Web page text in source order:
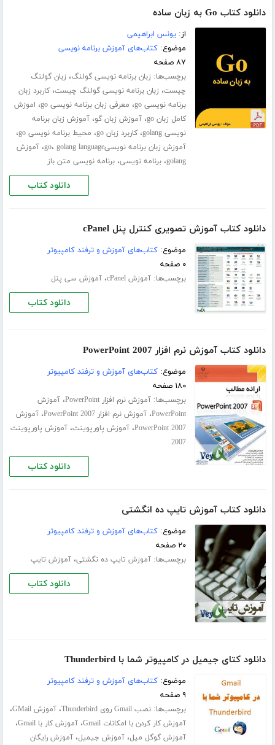
دانلود کتاب Go به زبان ساده
از:یونس ابراهیمی
موضوع:کتاب‌های آموزش برنامه نویسی
۸۷ صفحه
برچسب‌ها: زبان برنامه نویسی گولنگ، زبان گولنگ
چیست، زبان برنامه نویسی گولنگ چیست،کاربرد زبان
برنامه نویسی go
، معرفی زبان برنامه نویسی go ، اموزش
کامل زبان go
،آموزش زبان گو،آموزش زبان برنامه
نویسی golang
،کاربرد زبان go ، محیط برنامه نویسی go ،
آموزش زبان برنامه نویسیgo ، golang language ،آموزش
golang،برنامه نویسی،برنامه نویسی متن باز
دانلود کتاب
دانلود کتاب آموزش تصویری کنترل پنل cPanel
موضوع:کتاب‌های آموزش و ترفند کامپیوتر
۰ صفحه
برچسب‌ها:آموزش cPanel ،آموزش سی پنل
دانلود کتاب
دانلود کتاب آموزش نرم افزار PowerPoint 2007
موضوع:کتاب‌های آموزش و ترفند کامپیوتر
۱۸۰ صفحه
برچسب‌ها:آموزش نرم افزار PowerPoint ،آموزش
PowerPoint،آموزش نرم افزار PowerPoint 2007 ،آموزش
PowerPoint 2007،آموزش پاورپوینت،آموزش پاورپوینت
2007
دانلود کتاب
دانلود کتاب آموزش تایپ ده انگشتی
موضوع:کتاب‌های آموزش و ترفند کامپیوتر
۲۰ صفحه
برچسب‌ها:آموزش تایپ ده‌ نگشتی،آموزش تایپ
دانلود کتاب
دانلود کتای جیمیل در کامپیوتر شما با Thunderbird
موضوع:کتاب‌های آموزش و ترفند کامپیوتر
۹ صفحه
برچسب‌ها:نصب Gmail روی Thunderbird ،آموزش GMail ،
آموزش کار کردن با امکانات Gmail ،آموزش کار با Gmail ،
آموزش گوگل میل،آموزش جیمیل،آموزش رایگان